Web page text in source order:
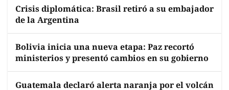
Crisis diplomática: Brasil retiró a su embajador
de la Argentina
Bolivia inicia una nueva etapa: Paz recortó
ministerios y presentó cambios en su gobierno
Guatemala declaró alerta naranja por el volcán